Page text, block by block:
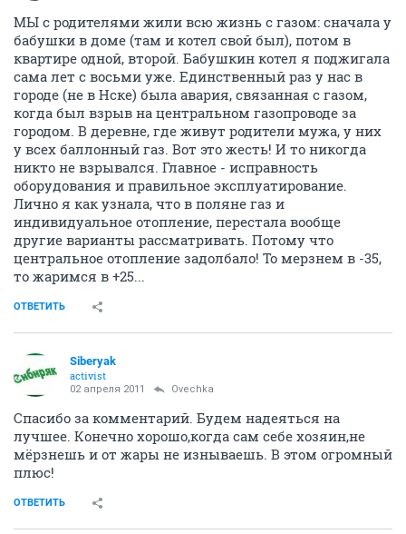
МЫ с родителями жили всю жизнь с газом: сначала у
бабушки в доме (там и котел свой был), потом в
квартире одной, второй. Бабушкин котел я поджигала
сама лет с восьми уже. Единственный раз у нас в
городе (не в Нске) была авария, связанная с газом,
когда был взрыв на центральном газопроводе за
городом. В деревне, где живут родители мужа, у них
у всех баллонный газ. Вот это жесть! И то никогда
никто не взрывался. Главное - исправность
оборудования и правильное эксплуатирование.
Лично я как узнала, что в поляне газ и
индивидуальное отопление, перестала вообще
другие варианты рассматривать. Потому что
центральное отопление задолбало! То мерзнем в -35,
то жаримся в +25...
ОТВЕТИТЬ
Siberyak
activist
02 апреля 2011 Ovechka
Спасибо за комментарий. Будем надеяться на
лучшее. Конечно хорошо,когда сам себе хозяин,не
мёрзнешь и от жары не изнываешь. В этом огромный
плюс!
ОТВЕТИТЬ